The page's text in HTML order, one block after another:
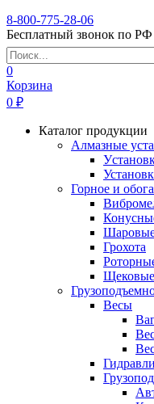
8-800-775-28-06
Бесплатный звонок по РФ
0
Корзина
0 ₽
Каталог продукции
Алмазные
Горное и
Грохота
Весы